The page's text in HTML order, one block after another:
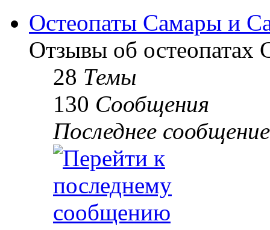
Остеопаты Самары и
Отзывы об остеопатах
28 Темы
130 Сообщения
Последнее сообщение